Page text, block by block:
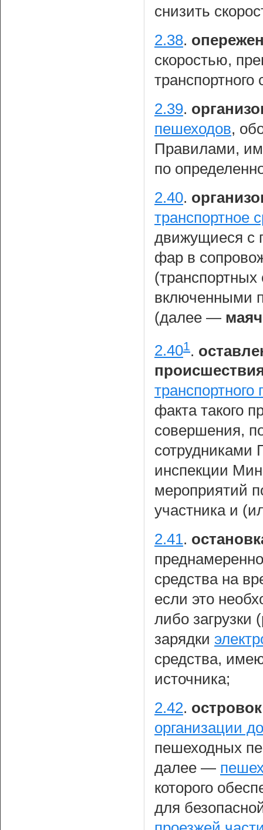
снизить
2.38.
скоростью,
транспортного
2.39.
пешеходов,
Правилами,
по
2.40.
транспортное
движущиеся с
фар в
(транспортных
включенными
(далее —
2.401.
факта такого
совершения,
сотрудниками
инспекции
мероприятий
участника и
2.41.
средства на
если это
либо загрузки
зарядки
средства,
источника;
2.42.
организации
пешеходных
далее —
которого
для